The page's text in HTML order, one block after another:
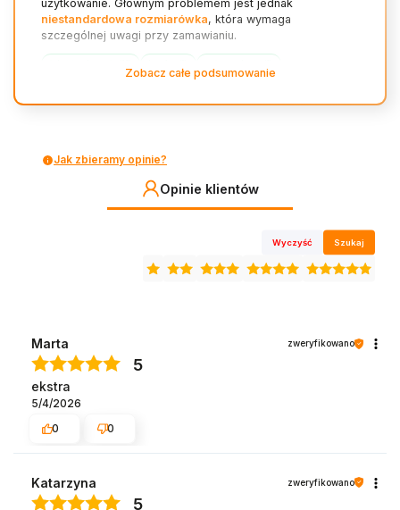
użytkowanie. Głównym problemem jest jednak
niestandardowa rozmiarówka, która wymaga
szczególnej uwagi przy zamawianiu.
Zobacz całe podsumowanie
Jak zbieramy opinie?
Opinie klientów
Wyczyść Szukaj
Marta zweryfikowano
5
ekstra
5/4/2026
0
0
Katarzyna zweryfikowano
5